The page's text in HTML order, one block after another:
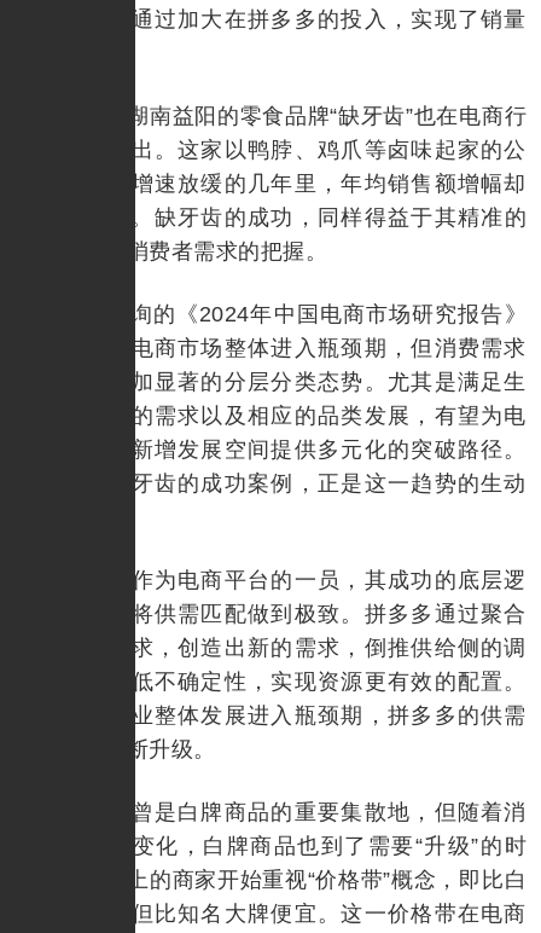
费者需求，通过加大在拼多多的投入，实现了销量
同样，湖南益阳的零食品牌“缺牙齿”也在电商行
业中脱颖而出。这家以鸭脖、鸡爪等卤味起家的公
司，在电商增速放缓的几年里，年均销售额增幅却
超过了50%。缺牙齿的成功，同样得益于其精准的
市场定位和消费者需求的把握。
艾瑞咨询的《2024年中国电商市场研究报告》
显示，中国电商市场整体进入瓶颈期，但消费需求
却呈现出更加显著的分层分类态势。尤其是满足生
活品质提升的需求以及相应的品类发展，有望为电
商平台拓展新增发展空间提供多元化的突破路径。
大黄蜂和缺牙齿的成功案例，正是这一趋势的生动
拼多多作为电商平台的一员，其成功的底层逻
辑之一便是将供需匹配做到极致。拼多多通过聚合
碎片化的需求，创造出新的需求，倒推供给侧的调
整，从而降低不确定性，实现资源更有效的配置。
随着电商行业整体发展进入瓶颈期，拼多多的供需
理论也在不断升级。
拼多多曾是白牌商品的重要集散地，但随着消
费者需求的变化，白牌商品也到了需要“升级”的时
刻。拼多多上的商家开始重视“价格带”概念，即比白
牌贵一点，但比知名大牌便宜。这一价格带在电商